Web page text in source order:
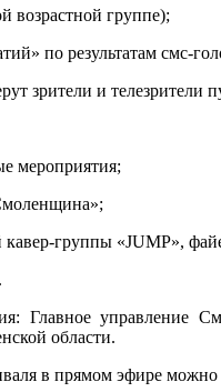
возрастной группе);
по результатам смс-
зрители и телезрители
мероприятия;
группы «JUMP»,
Главное управление
области.
в прямом эфире